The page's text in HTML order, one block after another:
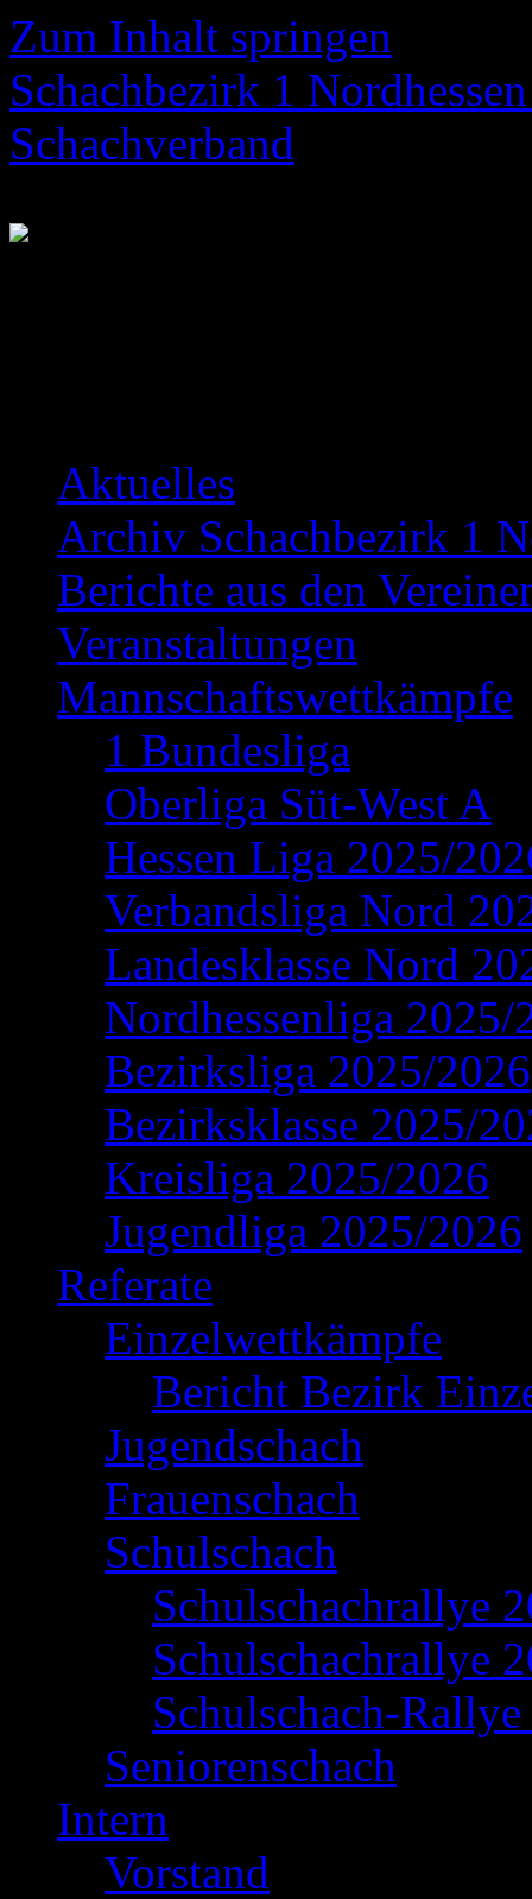
Zum Inhalt springen
Schachbezirk 1
Schachverband
Aktuelles
Archiv Schachbezirk 1
Berichte aus den
Veranstaltungen
Mannschaftswettkämpfe
1 Bundesliga
Oberliga Süt-West A
Hessen Liga 2025/
Verbandsliga Nord
Landesklasse Nord
Nordhessenliga 2025/
Bezirksliga 2025/2026
Bezirksklasse 2025/
Kreisliga 2025/2026
Jugendliga 2025/2026
Referate
Einzelwettkämpfe
Bericht Bezirk
Jugendschach
Frauenschach
Schulschach
Schulschachrallye
Schulschachrallye
Schulschach-
Seniorenschach
Intern
Vorstand